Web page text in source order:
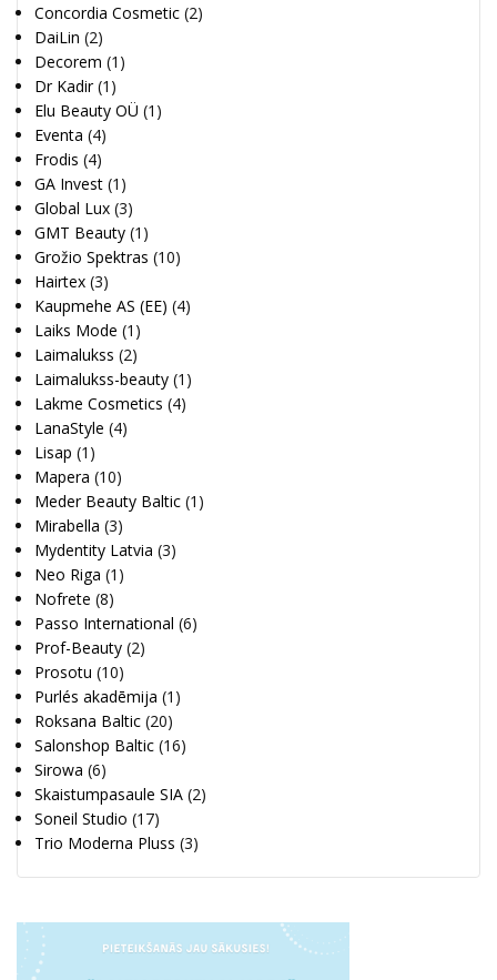
Concordia Cosmetic (2)
DaiLin (2)
Decorem (1)
Dr Kadir (1)
Elu Beauty OÜ (1)
Eventa (4)
Frodis (4)
GA Invest (1)
Global Lux (3)
GMT Beauty (1)
Grožio Spektras (10)
Hairtex (3)
Kaupmehe AS (EE) (4)
Laiks Mode (1)
Laimalukss (2)
Laimalukss-beauty (1)
Lakme Cosmetics (4)
LanaStyle (4)
Lisap (1)
Mapera (10)
Meder Beauty Baltic (1)
Mirabella (3)
Mydentity Latvia (3)
Neo Riga (1)
Nofrete (8)
Passo International (6)
Prof-Beauty (2)
Prosotu (10)
Purlés akadēmija (1)
Roksana Baltic (20)
Salonshop Baltic (16)
Sirowa (6)
Skaistumpasaule SIA (2)
Soneil Studio (17)
Trio Moderna Pluss (3)